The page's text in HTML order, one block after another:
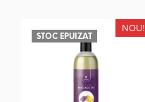
NOU!
STOC EPUIZAT